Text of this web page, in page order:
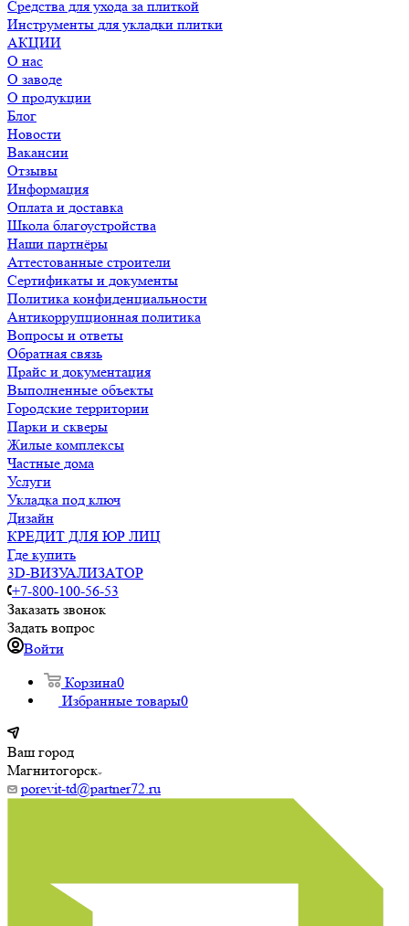
Средства для ухода за плиткой
Инструменты для укладки плитки
АКЦИИ
О нас
О заводе
О продукции
Блог
Новости
Вакансии
Отзывы
Информация
Оплата и доставка
Школа благоустройства
Наши партнёры
Аттестованные строители
Сертификаты и документы
Политика конфиденциальности
Антикоррупционная политика
Вопросы и ответы
Обратная связь
Прайс и документация
Выполненные объекты
Городские территории
Парки и скверы
Жилые комплексы
Частные дома
Услуги
Укладка под ключ
Дизайн
КРЕДИТ ДЛЯ ЮР ЛИЦ
Где купить
3D-ВИЗУАЛИЗАТОР
+7-800-100-56-53
Заказать звонок
Задать вопрос
Войти
Корзина0
Избранные товары0
Ваш город
Магнитогорск
porevit-td@partner72.ru